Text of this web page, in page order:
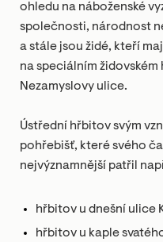
ohledu na náboženské
společnosti, národnost
a stále jsou židé, kteří
na speciálním
Nezamyslovy ulice.
Ústřední hřbitov svým
pohřebišť, které svého
nejvýznamnější patřil
hřbitov u dnešní ulice
hřbitov u kaple